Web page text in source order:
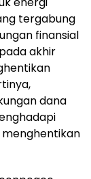
tergabung
finansial
akhir
dana